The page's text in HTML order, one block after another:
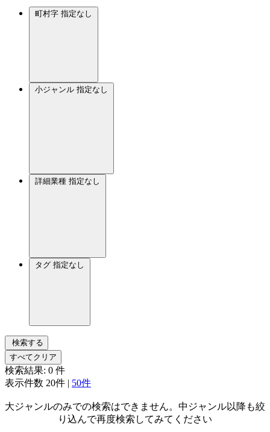
町村字 指定なし
小ジャンル 指定なし
詳細業種 指定なし
タグ 指定なし
検索する
すべてクリア
検索結果: 0 件
表示件数 20件 | 50件
大ジャンルのみでの検索はできません。中ジャンル以降も絞
り込んで再度検索してみてください